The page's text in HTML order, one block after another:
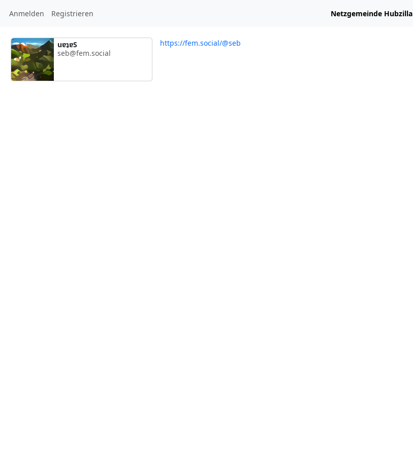
Anmelden Registrieren Netzgemeinde Hubzilla
uɐʇɐS
seb@fem.social
https://fem.social/@seb